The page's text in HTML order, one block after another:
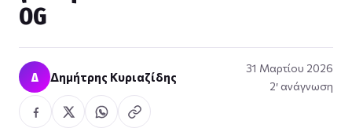
OG
Δ Δημήτρης Κυριαζίδης
31 Μαρτίου 2026
2′ ανάγνωση